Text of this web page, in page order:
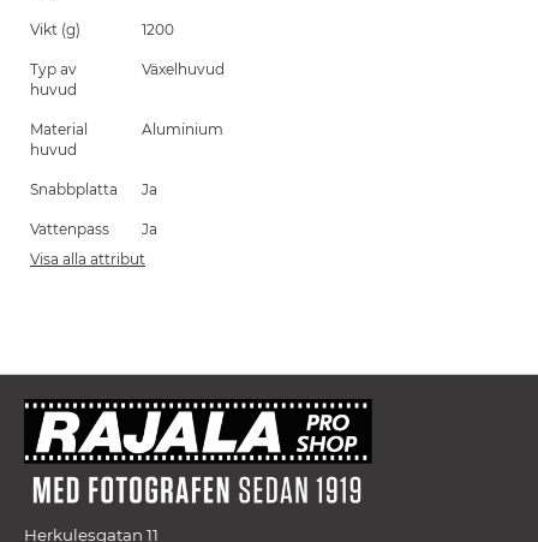
Vikt (g) 1200
Typ av
huvud
Växelhuvud
Material
huvud
Aluminium
Snabbplatta Ja
Vattenpass
Ja
Visa alla attribut
Herkulesgatan 11